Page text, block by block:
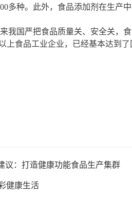
多种。此外，食品添加剂在生产
我国严把食品质量关、安全关，
上食品工业企业，已经基本达到
议：打造健康功能食品生产集群
健康生活